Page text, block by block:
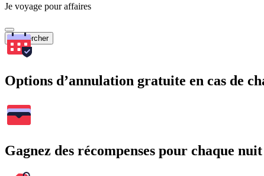
Je voyage pour affaires
Rechercher
Options d’annulation gratuite en cas de
Gagnez des récompenses pour chaque